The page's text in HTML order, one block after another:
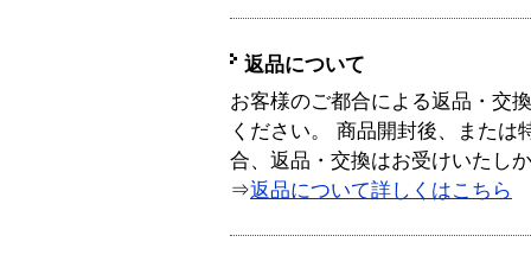
返品について
お客様のご都合による返品・交
ください。 商品開封後、または
合、返品・交換はお受けいたし
⇒返品について詳しくはこちら